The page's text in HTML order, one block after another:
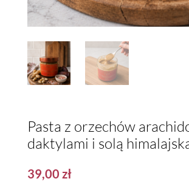
Pasta z orzechów
daktylami i solą
39,00 zł